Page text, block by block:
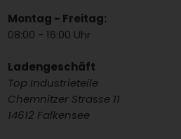
Montag - Freitag:
08:00 - 16:00 Uhr
Ladengeschäft
Top Industrieteile
Chemnitzer Strasse 11
14612 Falkensee